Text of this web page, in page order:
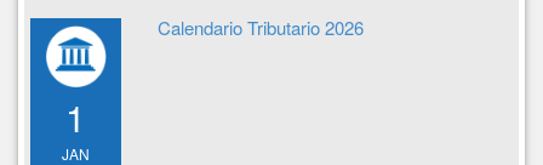
1
JAN
Calendario Tributario 2026